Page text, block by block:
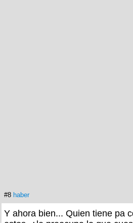
#8 haber
Y ahora bien... Quien tiene pa